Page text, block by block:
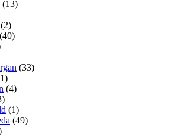
(13)
(40)
(33)
(4)
(1)
(49)